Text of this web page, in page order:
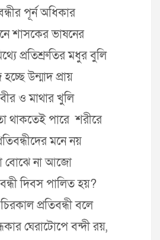
পূর্ন অধিকার
শাসকের ভাষনের
প্রতিশ্রুতির মধুর বুলি
উন্মাদ প্রায়
ও মাথার খুলি
থাকতেই পারে শরীরে
মনে নয়
বোঝে না আজো
দিবস পালিত হয়?
প্রতিবন্ধী বলে
ঘেরাটোপে বন্দী রয়,